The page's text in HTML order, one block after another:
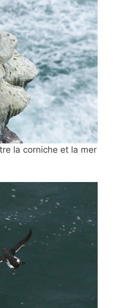
la corniche et la mer